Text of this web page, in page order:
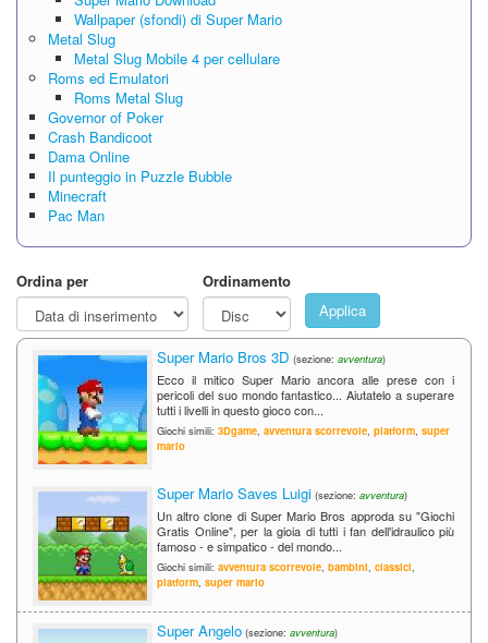
Wallpaper (sfondi) di Super Mario
Metal Slug
Metal Slug Mobile 4 per cellulare
Roms ed Emulatori
Roms Metal Slug
Governor of Poker
Crash Bandicoot
Dama Online
Il punteggio in Puzzle Bubble
Minecraft
Pac Man
Ordina per
Ordinamento
Applica
Super Mario Bros 3D (sezione: avventura)
Ecco il mitico Super Mario ancora alle prese con i
pericoli del suo mondo fantastico... Aiutatelo a superare
tutti i livelli in questo gioco con...
Giochi simili: 3Dgame, avventura scorrevole, platform, super
mario
Super Mario Saves Luigi (sezione: avventura)
Un altro clone di Super Mario Bros approda su "Giochi
Gratis Online", per la gioia di tutti i fan dell'idraulico più
famoso - e simpatico - del mondo...
Giochi simili: avventura scorrevole, bambini, classici,
platform, super mario
Super Angelo (sezione: avventura)